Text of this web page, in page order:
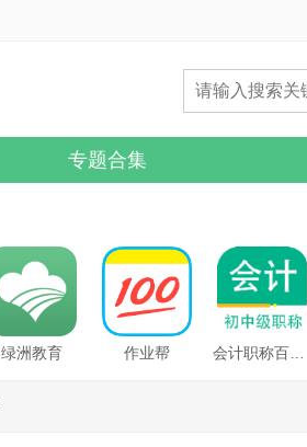
专题合集
绿洲教育 作业帮